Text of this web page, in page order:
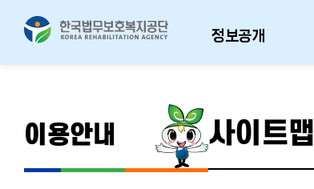
정보공개
이용안내 사이트맵